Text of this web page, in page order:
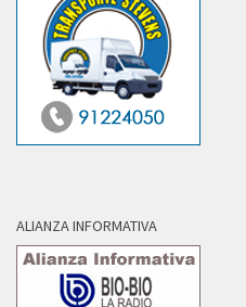
ALIANZA INFORMATIVA